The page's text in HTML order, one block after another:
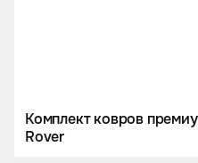
Комплект ковров
Rover